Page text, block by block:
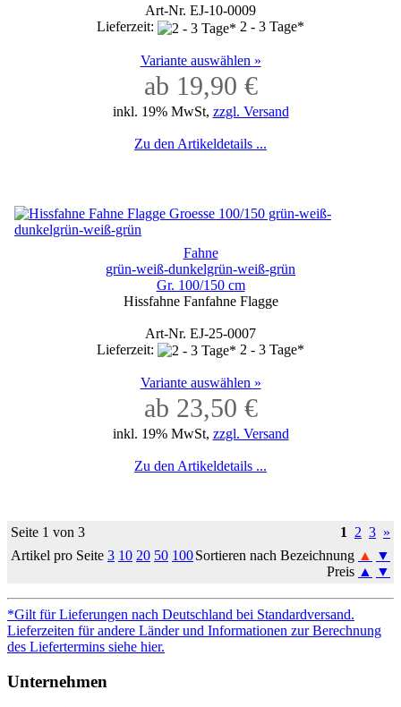
Art-Nr. EJ-10-0009
Lieferzeit:
2 - 3 Tage*
Variante auswählen »
ab 19,90 €
inkl. 19% MwSt, zzgl. Versand
Zu den Artikeldetails ...
Fahne
grün-weiß-dunkelgrün-weiß-grün
Gr. 100/150 cm
Hissfahne Fanfahne Flagge
Art-Nr. EJ-25-0007
Lieferzeit:
2 - 3 Tage*
Variante auswählen »
ab 23,50 €
inkl. 19% MwSt, zzgl. Versand
Zu den Artikeldetails ...
Seite 1 von 3 1 2 3 »
Artikel pro Seite 3 10 20 50 100Sortieren nach Bezeichnung ▲
▼
Preis ▲ ▼
*Gilt für Lieferungen nach Deutschland bei Standardversand.
Lieferzeiten für andere Länder und Informationen zur Berechnung
des Liefertermins siehe hier.
Unternehmen